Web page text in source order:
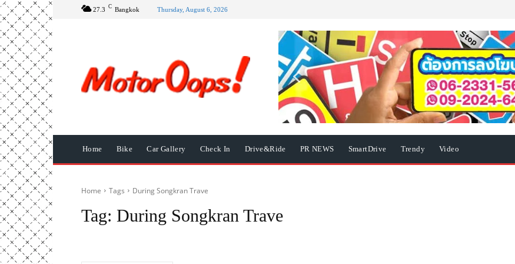
27.3 C Bangkok Thursday, August 6, 2026
Home Bike Car Gallery Check In Drive&Ride PR NEWS SmartDrive Trendy Video
Home Tags During Songkran Trave
Tag: During Songkran Trave